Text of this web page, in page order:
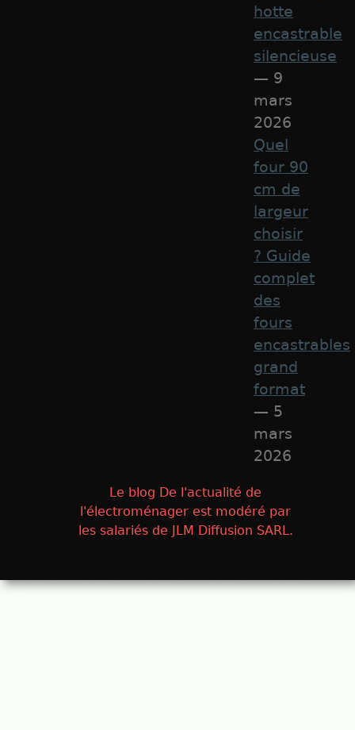
hotte
encastrable
silencieuse
— 9
mars
2026
Quel
four 90
cm de
largeur
choisir
? Guide
complet
des
fours
encastrables
grand
format
— 5
mars
2026
Le blog De l'actualité de
l'électroménager est modéré par
les salariés de JLM Diffusion SARL.